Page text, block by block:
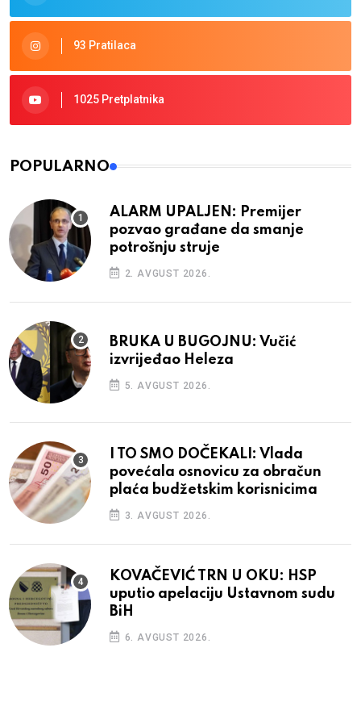
93 Pratilaca
1025 Pretplatnika
POPULARNO
ALARM UPALJEN: Premijer
pozvao građane da smanje
potrošnju struje
2. AVGUST 2026.
BRUKA U BUGOJNU: Vučić
izvrijeđao Heleza
5. AVGUST 2026.
I TO SMO DOČEKALI: Vlada
povećala osnovicu za obračun
plaća budžetskim korisnicima
3. AVGUST 2026.
KOVAČEVIĆ TRN U OKU: HSP
uputio apelaciju Ustavnom sudu
BiH
6. AVGUST 2026.